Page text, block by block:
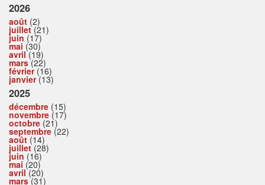
2026
août (2)
juillet(21)
juin (17)
mai (30)
avril(19)
mars(22)
février(16)
janvier(13)
2025
décembre (15)
novembre (17)
octobre (21)
septembre (22)
août (14)
juillet(28)
juin (16)
mai (20)
avril(20)
mars(31)